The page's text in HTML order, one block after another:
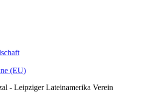
(EU)
- Leipziger Lateinamerika Verein